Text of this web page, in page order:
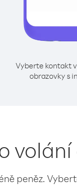
Vyberte kontakt
obrazovky s
peněz.